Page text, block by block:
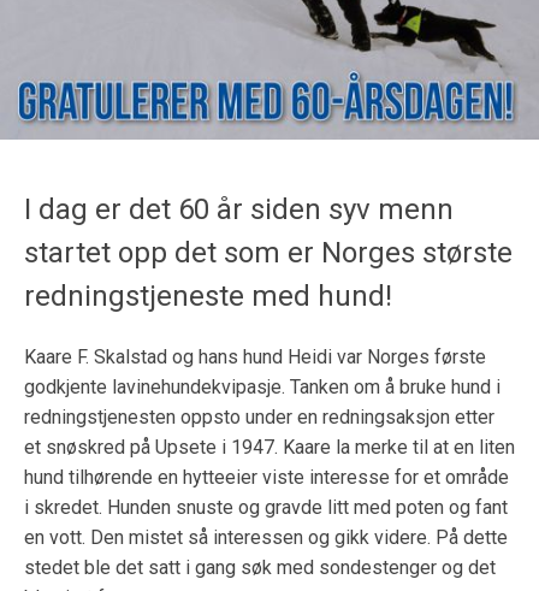
I dag er det 60 år siden syv menn
startet opp det som er Norges største
redningstjeneste med hund!
Kaare F. Skalstad og hans hund Heidi var Norges første
godkjente lavinehundekvipasje. Tanken om å bruke hund i
redningstjenesten oppsto under en redningsaksjon etter
et snøskred på Upsete i 1947. Kaare la merke til at en liten
hund tilhørende en hytteeier viste interesse for et område
i skredet. Hunden snuste og gravde litt med poten og fant
en vott. Den mistet så interessen og gikk videre. På dette
stedet ble det satt i gang søk med sondestenger og det